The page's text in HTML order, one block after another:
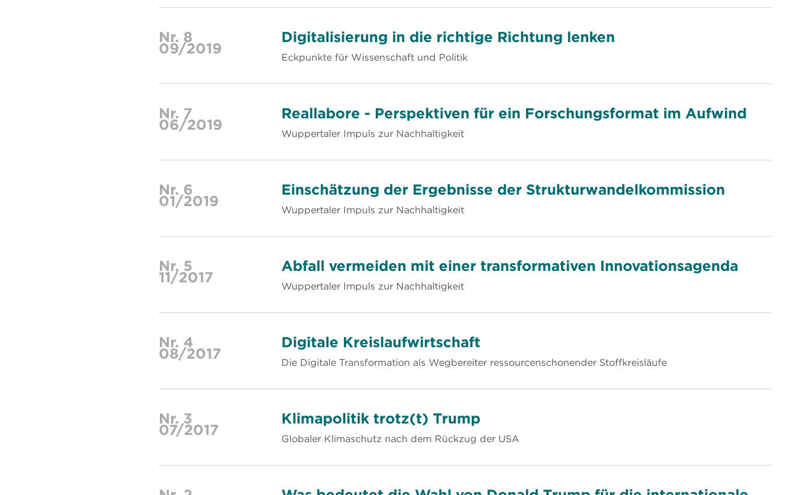
Nr. 8
09/2019
Digitalisierung in die richtige Richtung lenken
Eckpunkte für Wissenschaft und Politik
Nr. 7
06/2019
Reallabore - Perspektiven für ein Forschungsformat im Aufwind
Wuppertaler Impuls zur Nachhaltigkeit
Nr. 6
01/2019
Einschätzung der Ergebnisse der Strukturwandelkommission
Wuppertaler Impuls zur Nachhaltigkeit
Nr. 5
11/2017
Abfall vermeiden mit einer transformativen Innovationsagenda
Wuppertaler Impuls zur Nachhaltigkeit
Nr. 4
08/2017
Digitale Kreislaufwirtschaft
Die Digitale Transformation als Wegbereiter ressourcenschonender Stoffkreisläufe
Nr. 3
07/2017
Klimapolitik trotz(t) Trump
Globaler Klimaschutz nach dem Rückzug der USA